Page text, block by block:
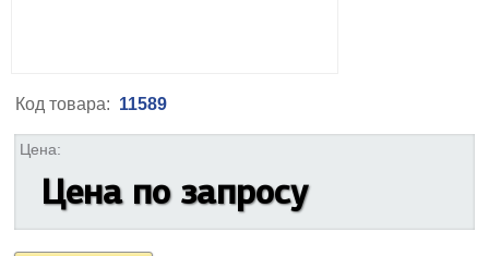
Код товара: 11589
Цена:
Цена по запросу